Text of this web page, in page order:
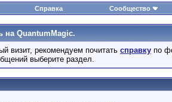
Справка Сообщество
на QuantumMagic.
визит, рекомендуем почитать справку по
выберите раздел.